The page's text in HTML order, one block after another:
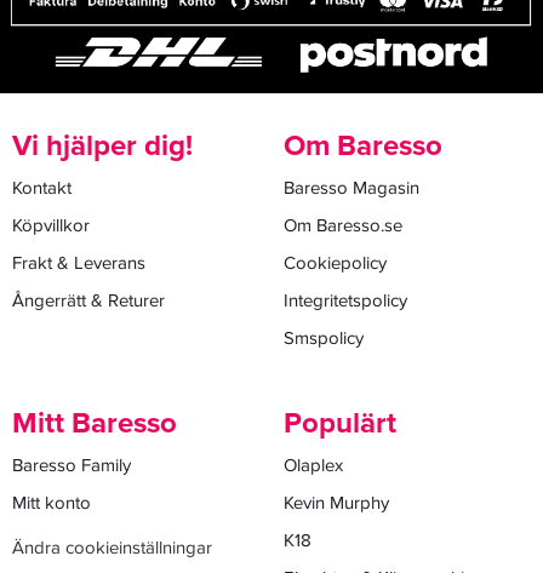
Vi hjälper dig!
Kontakt
Köpvillkor
Frakt & Leverans
Ångerrätt & Returer
Om Baresso
Baresso Magasin
Om Baresso.se
Cookiepolicy
Integritetspolicy
Smspolicy
Mitt Baresso
Baresso Family
Mitt konto
Ändra cookieinställningar
Populärt
Olaplex
Kevin Murphy
K18